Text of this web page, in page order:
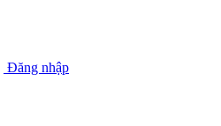
Đăng nhập